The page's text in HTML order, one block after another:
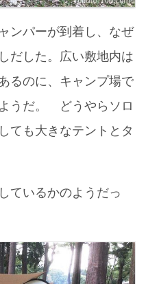
ンパーが到着し、なぜ
だした。広い敷地内は
るのに、キャンプ場で
うだ。 どうやらソロ
ても大きなテントとタ
ているかのようだっ